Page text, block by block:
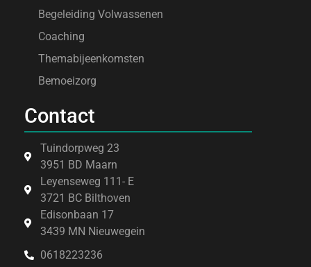
Begeleiding Volwassenen
Coaching
Themabijeenkomsten
Bemoeizorg
Contact
Tuindorpweg 23
3951 BD Maarn
Leyenseweg 111- E
3721 BC Bilthoven
Edisonbaan 17
3439 MN Nieuwegein
0618223236